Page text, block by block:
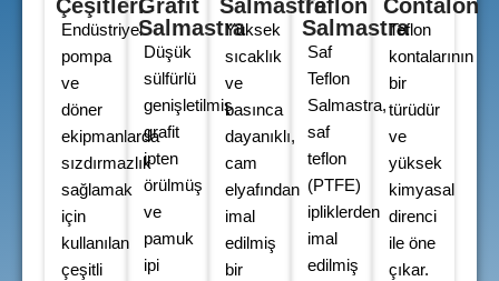
Çeşitleri
Endüstriyel
pompa
ve
döner
ekipmanlarda
sızdırmazlık
sağlamak
için
kullanılan
çeşitli
Grafit
Salmastra
Düşük
sülfürlü
genişletilmiş
grafit
ipten
örülmüş
ve
pamuk
ipi
Salmastra
Yüksek
sıcaklık
ve
basınca
dayanıklı,
cam
elyafından
imal
edilmiş
bir
Teflon
Salmastra
Saf
Teflon
Salmastra,
saf
teflon
(PTFE)
ipliklerden
imal
edilmiş
Contalon
Teflon
kontalarının
bir
türüdür
ve
yüksek
kimyasal
direnci
ile öne
çıkar.